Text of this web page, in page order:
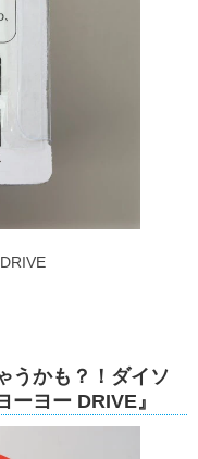
うかも？！ダイソ
ヨー DRIVE』